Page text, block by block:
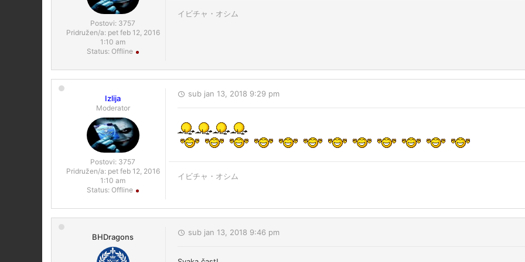
Postovi: 3757
Pridružen/a: pet feb 12, 2016
1:10 am
Status: Offline
イビチャ・オシム
Izlija
Moderator
Postovi: 3757
Pridružen/a: pet feb 12, 2016
1:10 am
Status: Offline
sub jan 13, 2018 9:29 pm
イビチャ・オシム
BHDragons sub jan 13, 2018 9:46 pm